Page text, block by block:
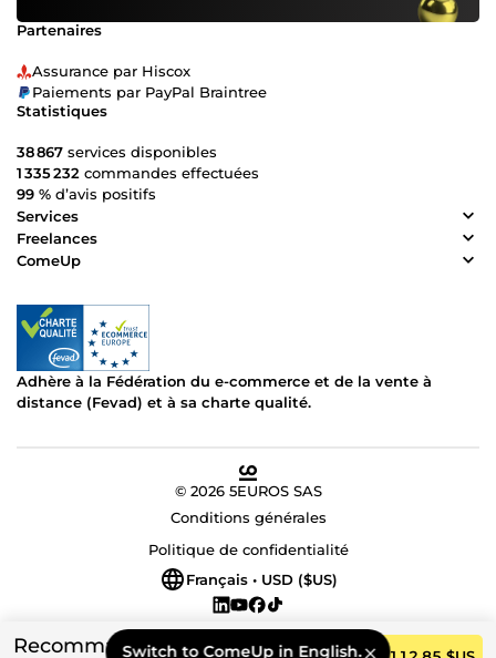
RecommandéSwitch to ComeUp in English.
Partenaires
Assurance par Hiscox
Paiements par PayPal Braintree
Statistiques
38 867 services disponibles
1 335 232 commandes effectuées
99 % d’avis positifs
Services
Freelances
ComeUp
Adhère à la Fédération du e-commerce et de la vente à
distance (Fevad) et à sa charte qualité.
© 2026 5EUROS SAS
Conditions générales
Politique de confidentialité
Français • USD ($US)